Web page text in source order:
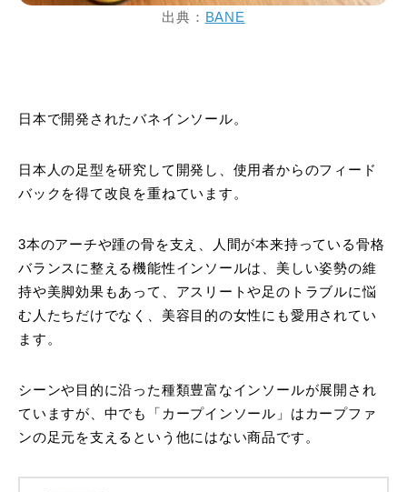
出典： BANE
日本で開発されたバネインソール。
日本人の足型を研究して開発し、使用者からのフィード
バックを得て改良を重ねています。
3本のアーチや踵の骨を支え、人間が本来持っている骨格
バランスに整える機能性インソールは、美しい姿勢の維
持や美脚効果もあって、アスリートや足のトラブルに悩
む人たちだけでなく、美容目的の女性にも愛用されてい
ます。
シーンや目的に沿った種類豊富なインソールが展開され
ていますが、中でも「カープインソール」はカープファ
ンの足元を支えるという他にはない商品です。